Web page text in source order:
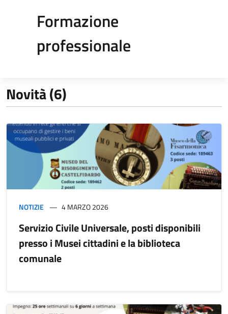
Formazione
professionale
Novità (6)
NOTIZIE 4 MARZO 2026
Servizio Civile Universale, posti disponibili
presso i Musei cittadini e la biblioteca
comunale